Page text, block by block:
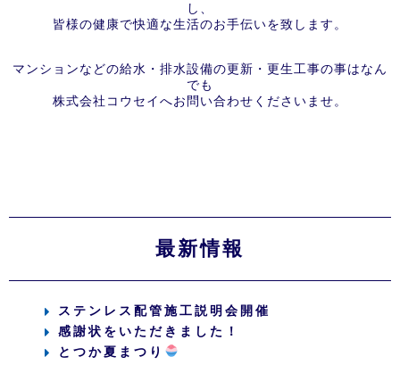
し、
皆様の健康で快適な生活のお手伝いを致します。
マンションなどの給水・排水設備の更新・更生工事の事はなん
でも
株式会社コウセイへお問い合わせくださいませ。
最新情報
ステンレス配管施工説明会開催
感謝状をいただきました！
とつか夏まつり